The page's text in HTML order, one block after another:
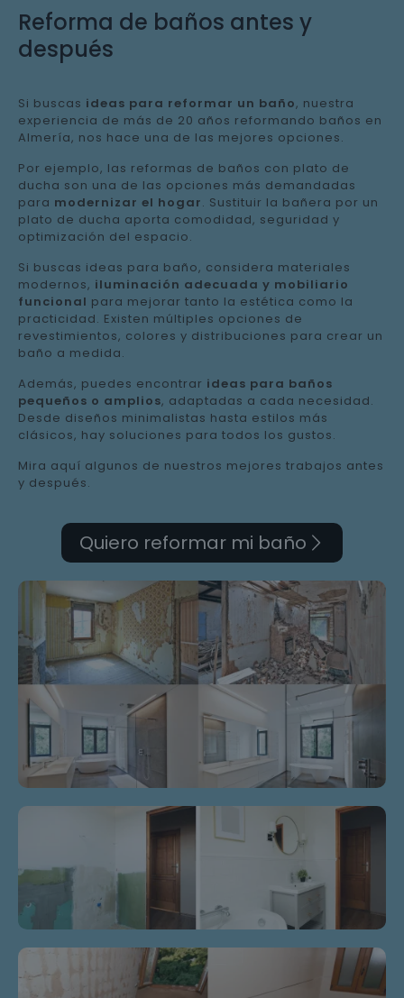
Reforma de baños antes y
después
Si buscas ideas para reformar un baño, nuestra
experiencia de más de 20 años reformando baños en
Almería, nos hace una de las mejores opciones.
Por ejemplo, las reformas de baños con plato de
ducha son una de las opciones más demandadas
para modernizar el hogar. Sustituir la bañera por un
plato de ducha aporta comodidad, seguridad y
optimización del espacio.
Si buscas ideas para baño, considera materiales
modernos, iluminación adecuada y mobiliario
funcional para mejorar tanto la estética como la
practicidad. Existen múltiples opciones de
revestimientos, colores y distribuciones para crear un
baño a medida.
Además, puedes encontrar ideas para baños
pequeños o amplios, adaptadas a cada necesidad.
Desde diseños minimalistas hasta estilos más
clásicos, hay soluciones para todos los gustos.
Mira aquí algunos de nuestros mejores trabajos antes
y después.
Quiero reformar mi baño